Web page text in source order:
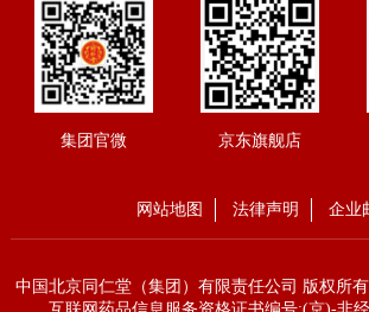
网站地图 法律声明 企业
中国北京同仁堂（集团）有限责任公司 版权所有
集团官微 京东旗舰店